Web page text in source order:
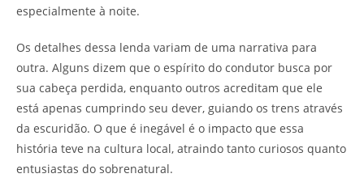
especialmente à noite.
Os detalhes dessa lenda variam de uma narrativa para
outra. Alguns dizem que o espírito do condutor busca por
sua cabeça perdida, enquanto outros acreditam que ele
está apenas cumprindo seu dever, guiando os trens através
da escuridão. O que é inegável é o impacto que essa
história teve na cultura local, atraindo tanto curiosos quanto
entusiastas do sobrenatural.